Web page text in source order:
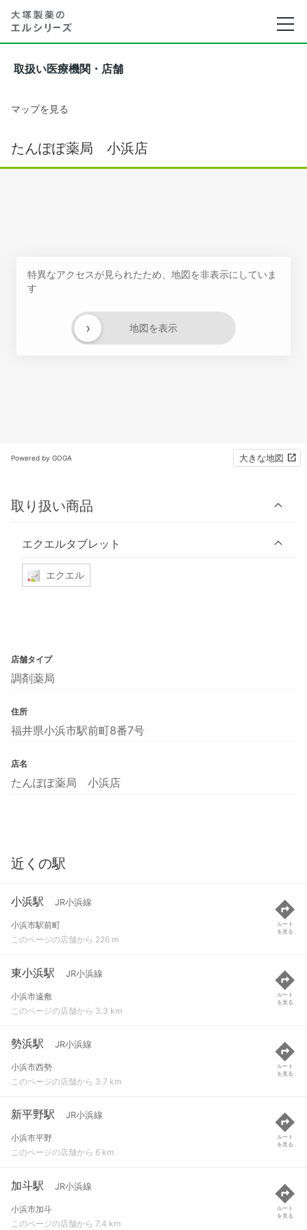
取扱い医療機関・店舗
マップを見る
たんぽぽ薬局 小浜店
特異なアクセスが見られたため、地図を非表示にしていま
す
地図を表示
›
Powered by GOGA 大きな地図
取り扱い商品
エクエルタブレット
エクエル
店舗タイプ
調剤薬局
住所
福井県小浜市駅前町8番7号
店名
たんぽぽ薬局 小浜店
近くの駅
小浜駅 JR小浜線
小浜市駅前町
このページの店舗から 226 m
ルート
を見る
東小浜駅 JR小浜線
小浜市遠敷
このページの店舗から 3.3 km
ルート
を見る
勢浜駅 JR小浜線
小浜市西勢
このページの店舗から 3.7 km
ルート
を見る
新平野駅 JR小浜線
小浜市平野
このページの店舗から 6 km
ルート
を見る
加斗駅 JR小浜線
小浜市加斗
このページの店舗から 7.4 km
ルート
を見る